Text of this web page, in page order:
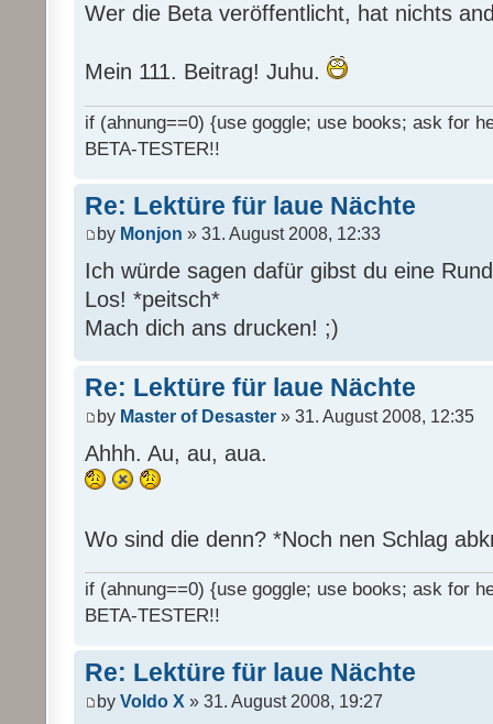
Wer die Beta veröffentlicht, hat nichts
Mein 111. Beitrag! Juhu.
if (ahnung==0) {use goggle; use books; ask for
BETA-TESTER!!
Re: Lektüre für laue Nächte
by Monjon » 31. August 2008, 12:33
Ich würde sagen dafür gibst du eine
Los! *peitsch*
Mach dich ans drucken! ;)
Re: Lektüre für laue Nächte
by Master of Desaster » 31. August 2008, 12:35
Ahhh. Au, au, aua.
Wo sind die denn? *Noch nen Schlag
if (ahnung==0) {use goggle; use books; ask for
BETA-TESTER!!
Re: Lektüre für laue Nächte
by Voldo X » 31. August 2008, 19:27